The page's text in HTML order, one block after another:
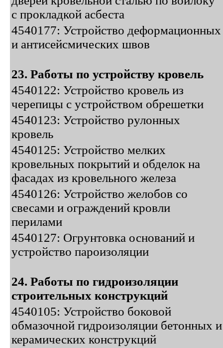
с прокладкой асбеста
4540177: Устройство деформационных
и антисейсмических швов
23. Работы по устройству кровель
4540122: Устройство кровель из
черепицы с устройством обрешетки
4540123: Устройство рулонных
кровель
4540125: Устройство мелких
кровельных покрытий и обделок на
фасадах из кровельного железа
4540126: Устройство желобов со
свесами и ограждений кровли
перилами
4540127: Огрунтовка оснований и
устройство пароизоляции
24. Работы по гидроизоляции
строительных конструкций
4540105: Устройство боковой
обмазочной гидроизоляции бетонных и
керамических конструкций